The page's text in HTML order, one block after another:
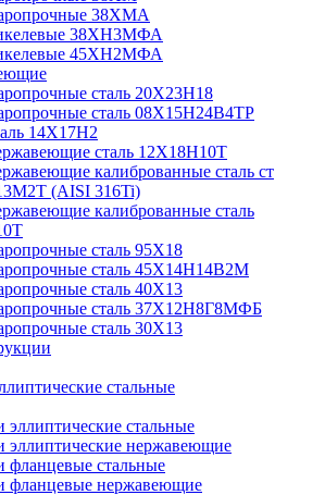
38ХМА
38XH3MФА
45ХН2МФА
сталь 20Х23Н18
сталь 08Х15Н24В4ТР
14Х17Н2
сталь 12Х18Н10Т
калиброванные сталь ст
(AISI 316Ti)
калиброванные сталь
сталь 95Х18
сталь 45Х14Н14В2М
сталь 40Х13
сталь 37Х12Н8Г8МФБ
сталь 30Х13
стальные
эллиптические стальные
эллиптические нержавеющие
фланцевые стальные
фланцевые нержавеющие